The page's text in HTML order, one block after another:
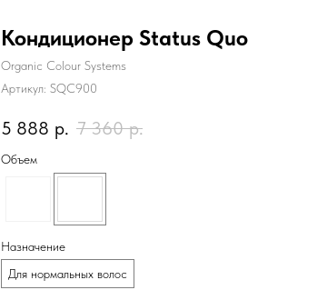
Кондиционер Status Quo
Organic Colour Systems
Артикул: SQC900
5 888 р. 7 360 р.
Объем
Назначение
Для нормальных волос